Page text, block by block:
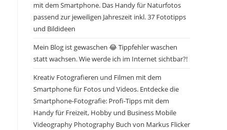
mit dem Smartphone. Das Handy für Naturfotos
passend zur jeweiligen Jahreszeit inkl. 37 Fototipps
und Bildideen
Mein Blog ist gewaschen 😂 Tippfehler waschen
statt wachsen. Wie werde ich im Internet sichtbar?!
Kreativ Fotografieren und Filmen mit dem
Smartphone für Fotos und Videos. Entdecke die
Smartphone-Fotografie: Profi-Tipps mit dem
Handy für Freizeit, Hobby und Business Mobile
Videography Photography Buch von Markus Flicker